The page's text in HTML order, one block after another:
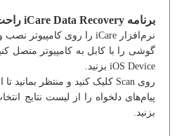
برنامه iCare Data Recovery راحت وآسان !
نرم‌افزار iCare را روی کامپیوتر نصب و اجرا کنید.
iOS Device بزنید.
روی Scan کلیک کنید و منتظر بمانید تا اسکن کامل شود.
بزنید.